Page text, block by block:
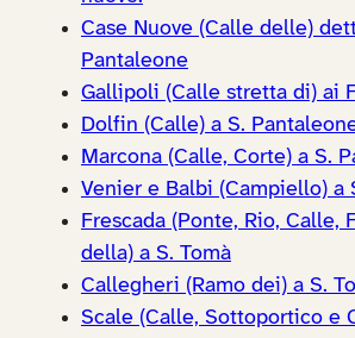
Case Nuove (Calle delle)
Pantaleone
Gallipoli (Calle stretta di) ai
Dolfin (Calle) a S.
Marcona (Calle, Corte) a S.
Venier e Balbi (Campiello) a
Frescada (Ponte, Rio, Calle,
della) a S. Tomà
Callegheri (Ramo dei) a S.
Scale (Calle, Sottoportico e